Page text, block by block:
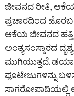
ಜೀವನದ ರೀತಿ, ಆಕೆಯ
ಪ್ರಚಾರದಿಂದ
ಆಕೆಯ ಜೀವನದ
ಅಂತ್ಯಸಂಸ್ಕಾರದ
ಮುಗಿಯುತ್ತದೆ.
ಫೂಟೇಜುಗಳನ್ನು
ಸಾಗರೋಪಾದಿಯಲ್ಲಿ